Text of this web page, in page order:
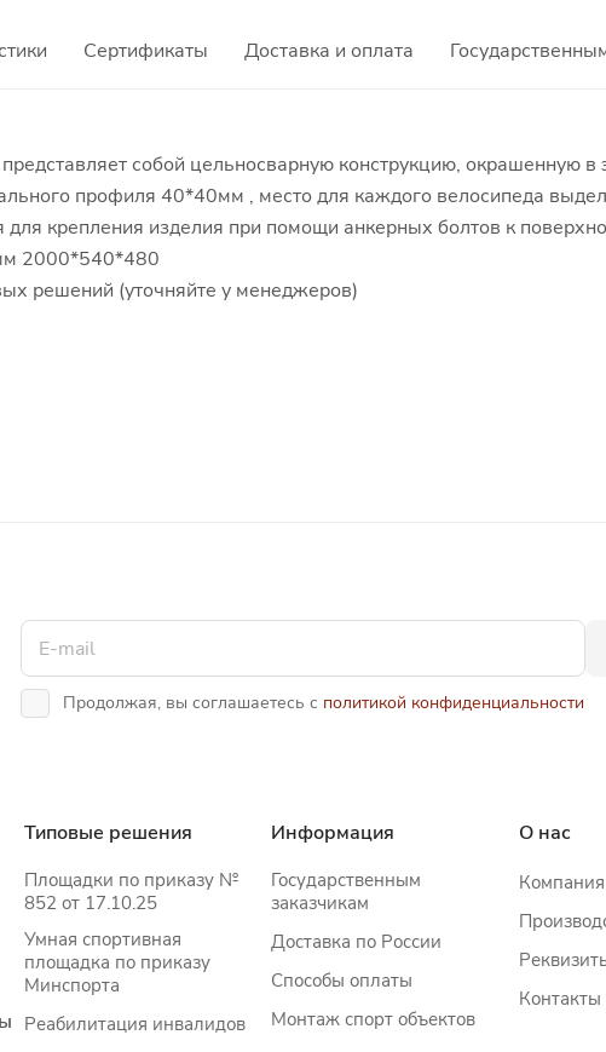
Сертификаты Доставка и оплата
собой цельносварную конструкцию, окрашенную
профиля 40*40мм , место для каждого велосипеда
для крепления изделия при помощи анкерных болтов к
2000*540*480
решений (уточняйте у менеджеров)
Продолжая, вы соглашаетесь с политикой конфиденциальности
Типовые решения
Площадки по приказу №
852 от 17.10.25
Умная спортивная
площадка по приказу
Минспорта
Реабилитация инвалидов
Информация
Государственным
заказчикам
Доставка по России
Способы оплаты
Монтаж спорт объектов
О нас
Компания
Контакты